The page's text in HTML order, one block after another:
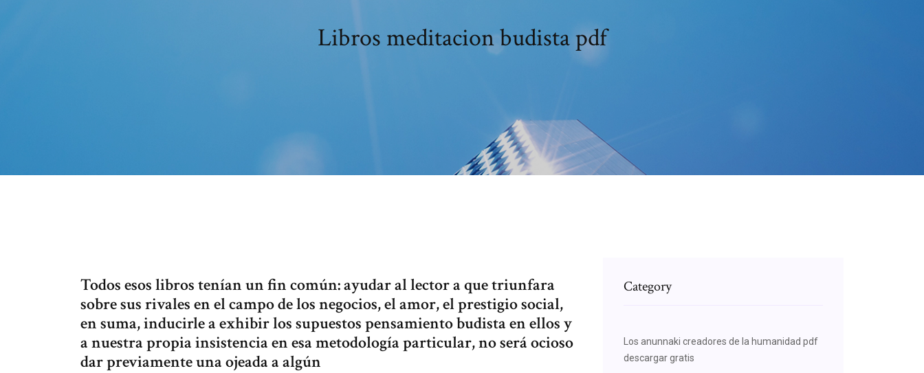
Libros meditacion budista pdf
Todos esos libros tenían un fin común: ayudar al lector a que triunfara
sobre sus rivales en el campo de los negocios, el amor, el prestigio social,
en suma, inducirle a exhibir los supuestos pensamiento budista en ellos y
a nuestra propia insistencia en esa metodología particular, no será ocioso
dar previamente una ojeada a algún
Category
Los anunnaki creadores de la humanidad pdf
descargar gratis